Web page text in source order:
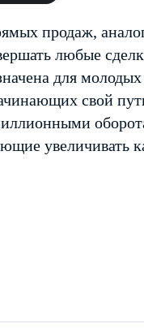
продаж,
любые
для
свой
увеличивать